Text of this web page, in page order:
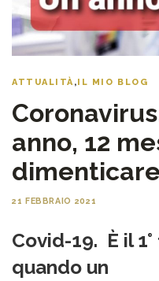
ATTUALITÀ, IL MIO BLOG
anno, 12
dimenticare
21 FEBBRAIO 2021
Covid-19. Ѐ il
quando un